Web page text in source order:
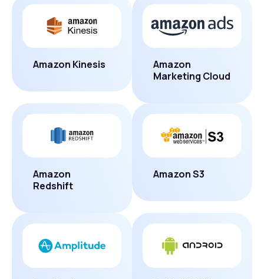
Amazon Kinesis
Amazon
Marketing Cloud
Amazon
Redshift
Amazon S3